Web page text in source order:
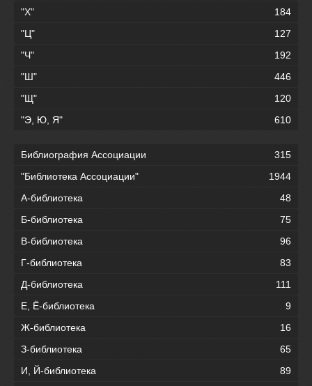
"Х"
184
"Ц"
127
"Ч"
192
"Ш"
446
"Щ"
120
"Э, Ю, Я"
610
Библиография Ассоциации
315
"Библиотека Ассоциации"
1944
А-библиотека
48
Б-библиотека
75
В-библиотека
96
Г-библиотека
83
Д-библиотека
111
Е, Ё-библиотека
9
Ж-библиотека
16
З-библиотека
65
И, Й-библиотека
89